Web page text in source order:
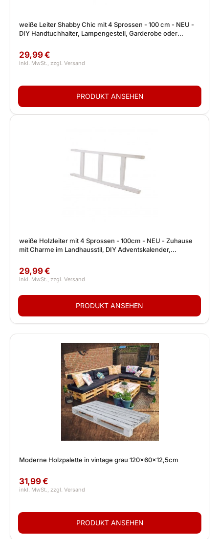
weiße Leiter Shabby Chic mit 4 Sprossen - 100 cm - NEU -
DIY Handtuchhalter, Lampengestell, Garderobe oder
29,99 €
weiße Holzleiter mit 4 Sprossen - 100cm - NEU - Zuhause
mit Charme im Landhausstil, DIY Adventskalender,
29,99 €
Moderne Holzpalette in vintage grau 120x60x12,5cm
31,99 €